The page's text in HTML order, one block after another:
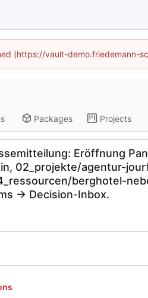
(https://vault-demo.friedemann-
Packages Projects
Eröffnung
02_projekte/agentur-
berghotel-
→ Decision-Inbox.